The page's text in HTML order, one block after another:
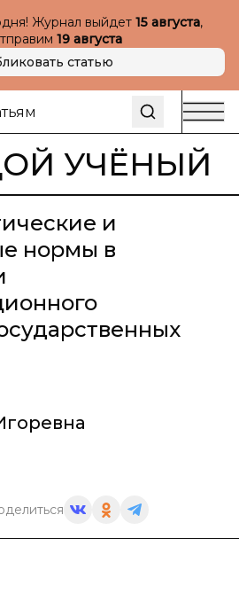
Журнал выйдет 15 августа,
19 августа
статью
УЧЁНЫЙ
и
нормы в